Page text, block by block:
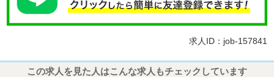
求人ID：job-157841
この求人を見た人はこんな求人もチェックしています